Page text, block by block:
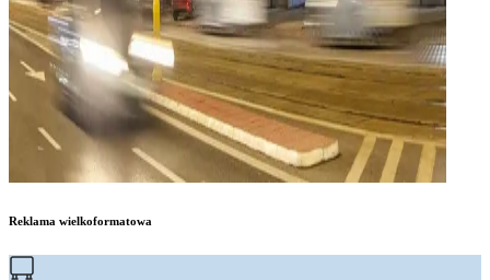
Reklama wielkoformatowa